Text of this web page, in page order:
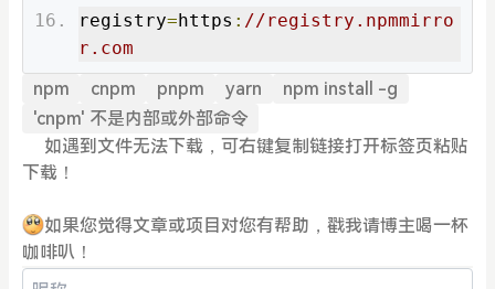
registry=https : //registry.npmmirro
r.com
npm
cnpm pnpm yarn
npm install -g
'cnpm' 不是内部或外部命令
如遇到文件无法下载，可右键复制链接打开标签页粘贴
下载！
如果您觉得文章或项目对您有帮助，戳我请博主喝一杯
咖啡叭！